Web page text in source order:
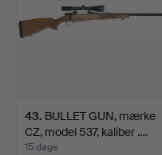
43. BULLET GUN, mærke
CZ, model 537, kaliber .…
15 dage